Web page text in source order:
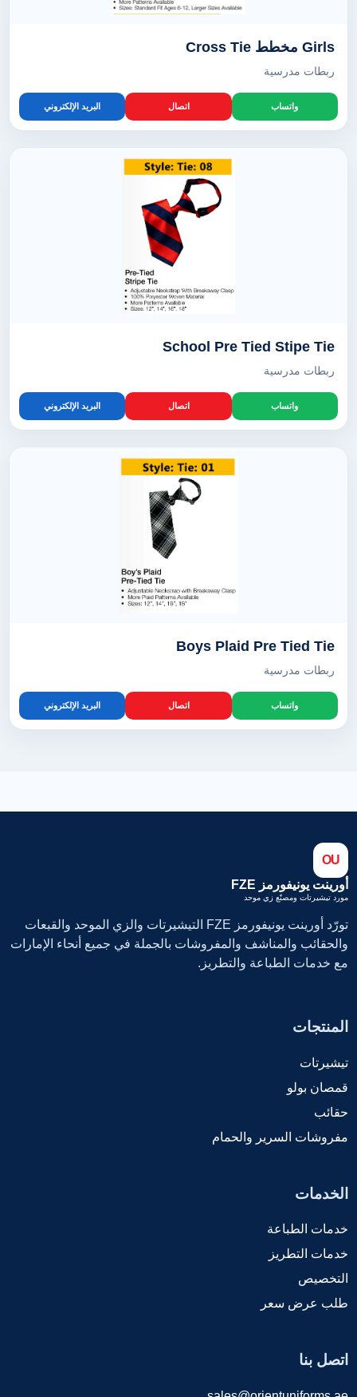
Girls مخطط Cross Tie
ربطات مدرسية
واتساب اتصال البريد الإلكتروني
School Pre Tied Stipe Tie
ربطات مدرسية
واتساب اتصال البريد الإلكتروني
Boys Plaid Pre Tied Tie
ربطات مدرسية
واتساب اتصال البريد الإلكتروني
OU
أورينت يونيفورمز FZE
مورد تيشيرتات ومصنّع زي موحد
تورّد أورينت يونيفورمز FZE التيشيرتات والزي الموحد والقبعات
والحقائب والمناشف والمفروشات بالجملة في جميع أنحاء الإمارات
مع خدمات الطباعة والتطريز.
المنتجات
تيشيرتات
قمصان بولو
حقائب
مفروشات السرير والحمام
الخدمات
خدمات الطباعة
خدمات التطريز
التخصيص
طلب عرض سعر
اتصل بنا